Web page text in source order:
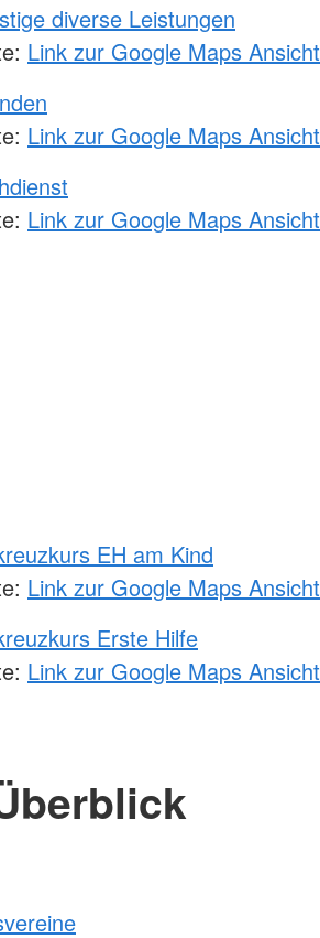
diverse Leistungen
Link zur Google Maps Ansicht
Link zur Google Maps Ansicht
Link zur Google Maps Ansicht
EH am Kind
Link zur Google Maps Ansicht
Erste Hilfe
Link zur Google Maps Ansicht